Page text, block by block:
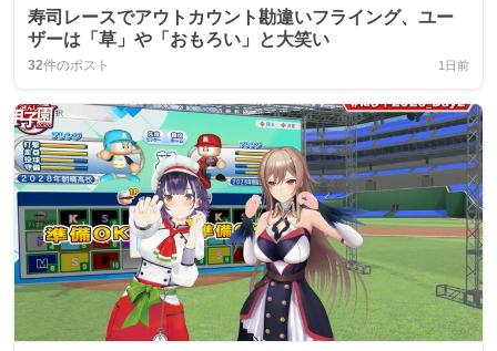
寿司レースでアウトカウント勘違いフライング、ユー
ザーは「草」や「おもろい」と大笑い
32件のポスト 1日前